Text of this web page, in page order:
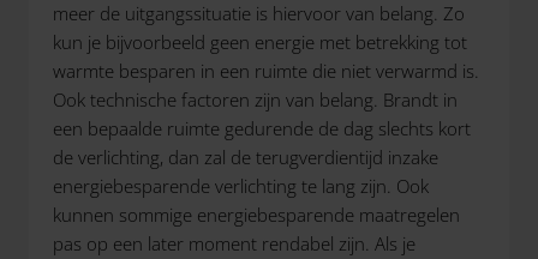
meer de uitgangssituatie is hiervoor van belang. Zo
kun je bijvoorbeeld geen energie met betrekking tot
warmte besparen in een ruimte die niet verwarmd is.
Ook technische factoren zijn van belang. Brandt in
een bepaalde ruimte gedurende de dag slechts kort
de verlichting, dan zal de terugverdientijd inzake
energiebesparende verlichting te lang zijn. Ook
kunnen sommige energiebesparende maatregelen
pas op een later moment rendabel zijn. Als je